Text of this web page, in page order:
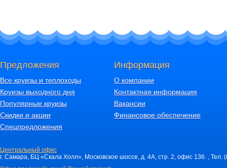
Предложения
Все круизы и теплоходы
Круизы выходного дня
Популярные круизы
Скидки и акции
Спецпредложения
Информация
О компании
Контактная информация
Вакансии
Финансовое обеспечение
Центральный офис
г. Самара, БЦ «Скала Холл», Московское шоссе, д. 4А, стр. 2, офис 136. ,